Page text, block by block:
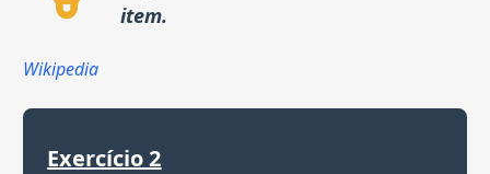
item.
Wikipedia
Exercício2